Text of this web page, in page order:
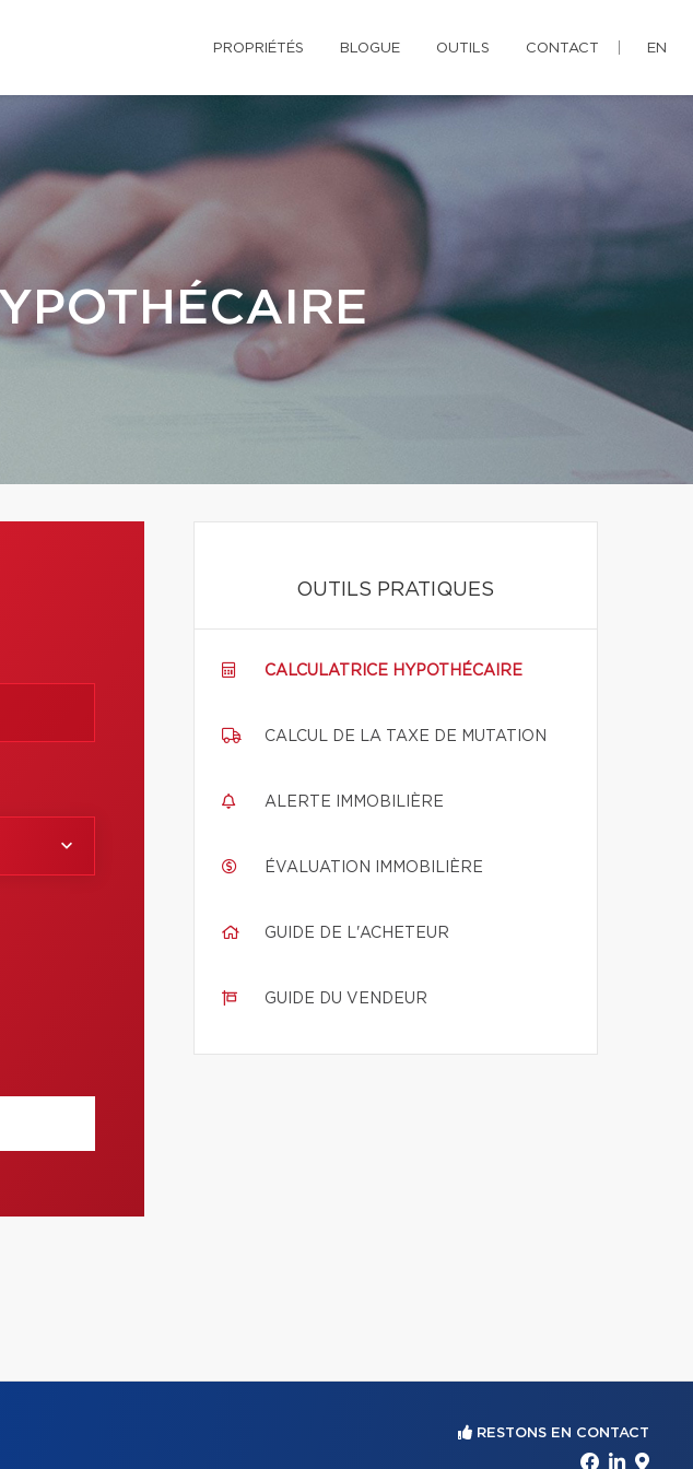
PROPRIÉTÉS BLOGUE OUTILS CONTACT EN
OUTILS PRATIQUES
CALCULATRICE HYPOTHÉCAIRE
CALCUL DE LA TAXE DE MUTATION
ALERTE IMMOBILIÈRE
ÉVALUATION IMMOBILIÈRE
GUIDE DE L'ACHETEUR
GUIDE DU VENDEUR
RESTONS EN CONTACT